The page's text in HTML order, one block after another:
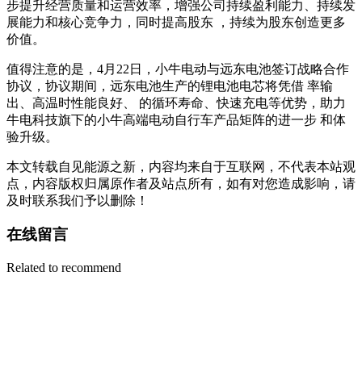
步提升经营质量和运营效率，增强公司持续盈利能力、持续发
展能力和核心竞争力，同时提高股东 ，持续为股东创造更多
价值。
值得注意的是，4月22日，小牛电动与远东电池签订战略合作
协议，协议期间，远东电池生产的锂电池电芯将凭借 率输
出、高温时性能良好、 的循环寿命、快速充电等优势，助力
牛电科技旗下的小牛高端电动自行车产品矩阵的进一步 和体
验升级。
本文转载自见能源之新，内容均来自于互联网，不代表本站观
点，内容版权归属原作者及站点所有，如有对您造成影响，请
及时联系我们予以删除！
在线留言
Related to recommend